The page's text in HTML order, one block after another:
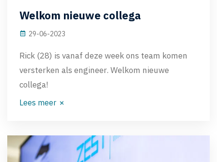
Welkom nieuwe collega
29-06-2023
Rick (28) is vanaf deze week ons team komen
versterken als engineer. Welkom nieuwe
collega!
Lees meer